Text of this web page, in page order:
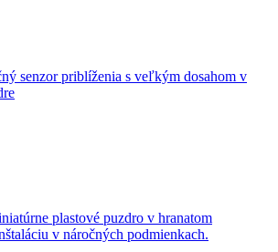
senzor priblíženia s veľkým dosahom v
plastové puzdro v hranatom
v náročných podmienkach.